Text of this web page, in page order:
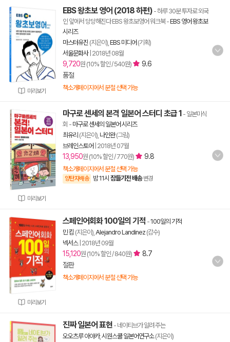
미리보기
EBS 왕초보 영어 (2018 하편) - 하루 30분 투자로 외국
인 앞에서 당당해진다 EBS 왕초보영어 워크북-EBS 영어 왕초보
시리즈
마스터유진 (지은이), EBS 미디어 (기획)
서울문화사| 2018년 08월
9,720원 (10% 할인 / 540원)
9.6
품절
책소개페이지에서 분철 선택 가능
미리보기
마구로 센세의 본격 일본어 스터디 초급 1 - 일본미식
회 - 마구로 센세의 일본어 시리즈
최유리 (지은이), 나인완(그림)
브레인스토어 2018년 07월
13,950원 (10% 할인 / 770원) 9.8
책소개페이지에서 분철 선택 가능
양탄자배송 밤 11시 잠들기전 배송 변경
미리보기
스페인어회화 100일의 기적 -100일의 기적
민 킴 (지은이), Alejandro Landinez (감수)
넥서스| 2018년 09월
15,120원 (10% 할인 / 840원)
8.7
절판
책소개페이지에서 분철 선택 가능
진짜 일본어 표현 - 네이티브가 알려 주는
오오츠루 아야카,시원스쿨 일본어연구소(지은이)